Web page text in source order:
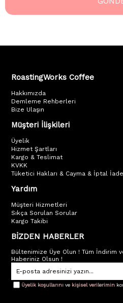
RoastingWorks Coffee
Hakkımızda
Demleme Rehberleri
Bize Ulaşın
Müşteri İlişkileri
Üyelik
Hizmet Şartları
Kargo & Teslimat
KVKK
Tüketici Hakları & Cayma & İptal
Yardım
Müşteri Hizmetleri
Sıkça Sorulan Sorular
Kargo Takibi
BİZDEN HABERLER
Bültenimize Üye Olun ! Tüm İndirim
Haberiniz Olsun !
Üyelik koşullarını ve kişisel verilerimin